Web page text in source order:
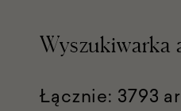
Wyszukiwarka
Łącznie: 3793